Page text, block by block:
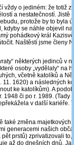
vždy o jediném: že totiž
a nestatečností. Jistě
protože by to byla
kdyby se náhle objevil
pohádkový král
Naštěstí jsme členy
některých jedinců v
osoby „vydělaly“ na
včetně katolíků a
1620) a následných
ke katolíkům). A
či po r. 1989. (Tady
v další kariéře.
také změna majetkových
generacemi našich
prstů) zprivatizovali to,
až do dnešních dnů.